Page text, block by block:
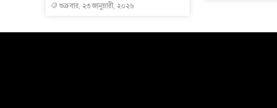
শুক্রবার, ২৩ জানুয়ারী, ২০২৬